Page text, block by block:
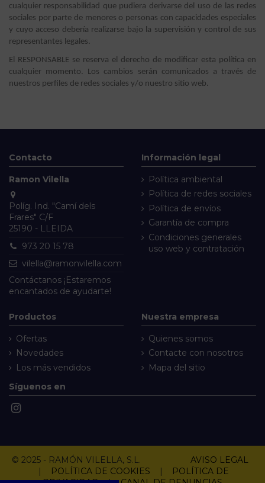
cualquier responsabilidad que pudiera derivarse del uso de las redes
sociales por parte de menores o personas con capacidades especiales
y cuyo acceso debería realizarse bajo la supervisión y control de sus
representantes legales.
El RESPONSABLE se reserva el derecho de modificar esta política en
cualquier momento. Los cambios serán comunicados a través de
nuestros perfiles de redes sociales y/o nuestro sitio web.
Contacto
Ramon Vilella
Políg. Ind. "Camí dels
Frares" C/F
25190 - LLEIDA
973 20 15 78
vilella@ramonvilella.com
Contáctanos ¡Estaremos
encantados de ayudarte!
Información legal
Política ambiental
Política de redes sociales
Política de envíos
Garantía de compra
Condiciones generales
uso web y contratación
Productos
Ofertas
Novedades
Los más vendidos
Nuestra empresa
Quienes somos
Contacte con nosotros
Mapa del sitio
Síguenos en
© 2025 - RAMÓN VILELLA, S.L. AVISO LEGAL
|
POLÍTICA DE COOKIES |
POLÍTICA DE